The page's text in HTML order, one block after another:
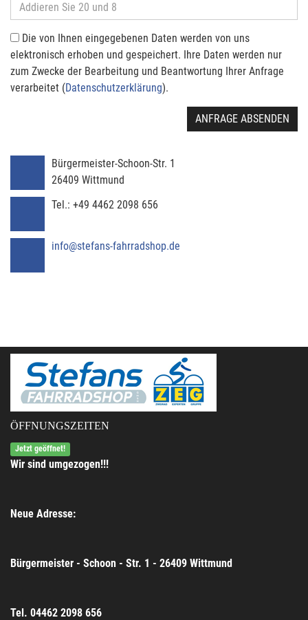
Die von Ihnen eingegebenen Daten werden von uns
elektronisch erhoben und gespeichert. Ihre Daten werden nur
zum Zwecke der Bearbeitung und Beantwortung Ihrer Anfrage
verarbeitet (Datenschutzerklärung).
ANFRAGE ABSENDEN
Bürgermeister-Schoon-Str. 1
26409 Wittmund
Tel.: +49 4462 2098 656
info@stefans-fahrradshop.de
ÖFFNUNGSZEITEN
Jetzt geöffnet!
Wir sind umgezogen!!!
Neue Adresse:
Bürgermeister - Schoon - Str. 1 - 26409 Wittmund
Tel. 04462 2098 656